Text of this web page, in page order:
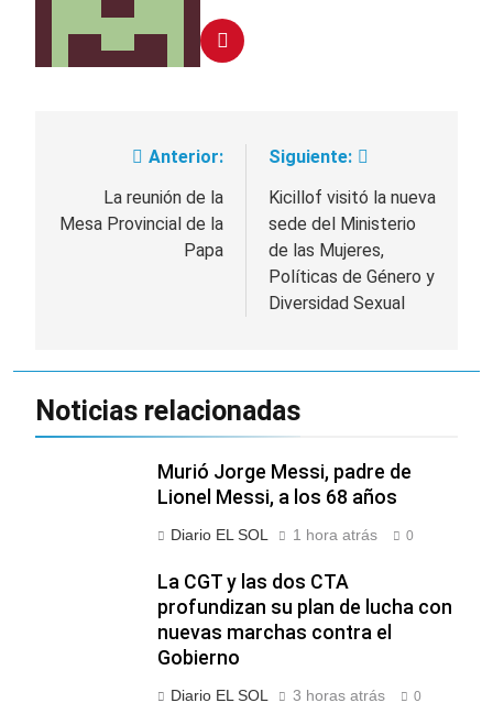
Navegación
Anterior:
La reunión de la
Mesa Provincial de la
Papa
Siguiente:
Kicillof visitó la nueva
sede del Ministerio
de las Mujeres,
Políticas de Género y
Diversidad Sexual
Noticias relacionadas
Murió Jorge Messi, padre de
Lionel Messi, a los 68 años
Diario EL SOL 1 hora atrás 0
La CGT y las dos CTA
profundizan su plan de lucha con
nuevas marchas contra el
Gobierno
Diario EL SOL 3 horas atrás 0